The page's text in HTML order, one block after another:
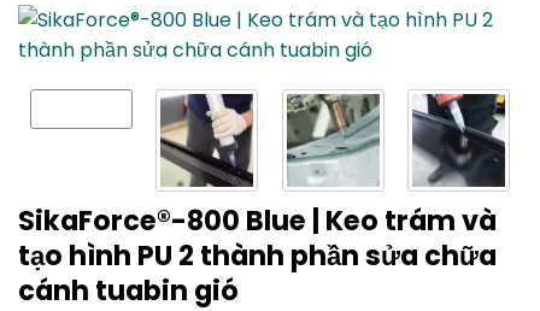
SikaForce®-800 Blue | Keo trám và
tạo hình PU 2 thành phần sửa chữa
cánh tuabin gió